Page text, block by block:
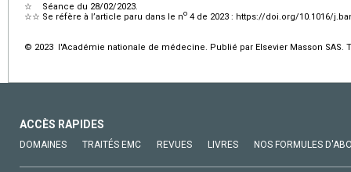
☆
Séance du 28/02/2023.
☆☆ Se réfère à l’article paru dans le no 4 de 2023 : https://doi.org/10.1016/
© 2023 l'Académie nationale de médecine. Publié par Elsevier Masson SAS.
ACCÈS RAPIDES
DOMAINES TRAITÉS EMC REVUES LIVRES NOS FORMULES